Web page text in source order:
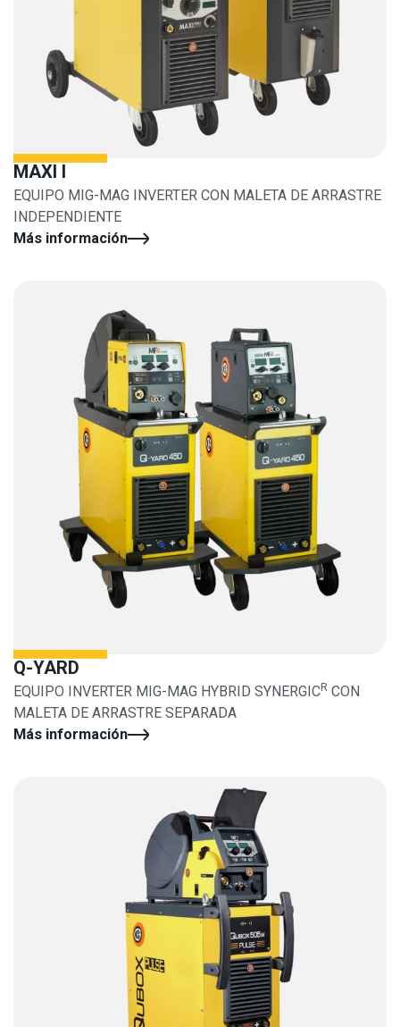
MAXI I
EQUIPO MIG-MAG INVERTER CON MALETA DE ARRASTRE
INDEPENDIENTE
Más información
Q-YARD
EQUIPO INVERTER MIG-MAG HYBRID SYNERGICR CON
MALETA DE ARRASTRE SEPARADA
Más información